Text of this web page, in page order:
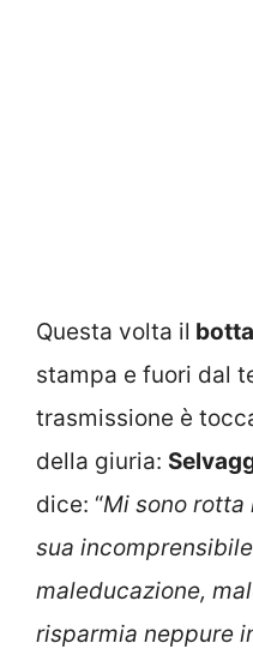
Questa volta il
stampa e fuori dal
trasmissione è
della giuria:
dice: “Mi sono rotta
sua
maleducazione,
risparmia neppure